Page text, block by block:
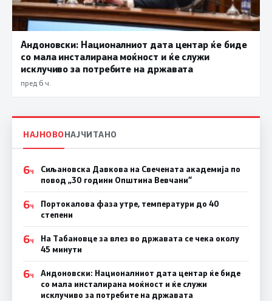
Андоновски: Националниот дата центар ќе биде
со мала инсталирана моќност и ќе служи
исклучиво за потребите на државата
пред 6 ч.
НАЈНОВОНАЈЧИТАНО
6Ч
Сиљановска Давкова на Свечената академија по
повод „30 години Општина Вевчани“
6Ч
Портокалова фаза утре, температури до 40
степени
6Ч
На Табановце за влез во државата се чека околу
45 минути
6Ч
Андоновски: Националниот дата центар ќе биде
со мала инсталирана моќност и ќе служи
исклучиво за потребите на државата